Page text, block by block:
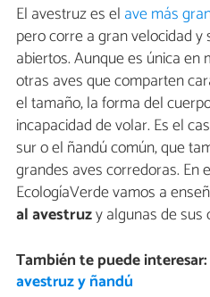
El avestruz es el ave más
pero corre a gran velocidad
abiertos. Aunque es única en
otras aves que comparten
el tamaño, la forma del
incapacidad de volar. Es el
sur o el ñandú común, que
grandes aves corredoras. En
EcologíaVerde vamos a
al avestruzy algunas de sus
También te puede interesar:
avestruz y ñandú